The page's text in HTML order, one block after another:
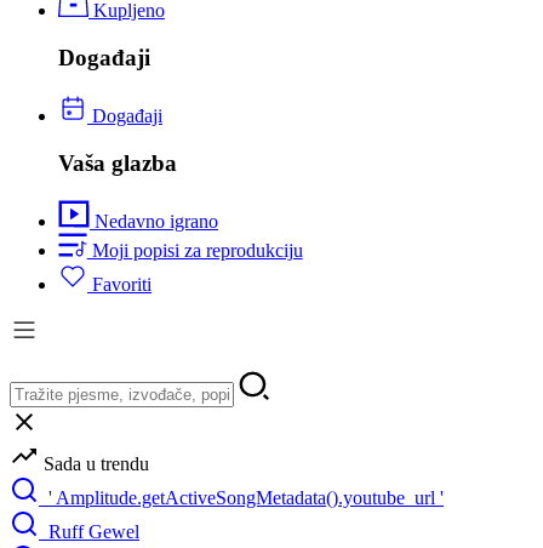
Kupljeno
Događaji
Događaji
Vaša glazba
Nedavno igrano
Moji popisi za reprodukciju
Favoriti
Sada u trendu
' Amplitude.getActiveSongMetadata().youtube_url '
Ruff Gewel